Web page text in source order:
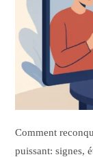
Comment
puissant: signes,